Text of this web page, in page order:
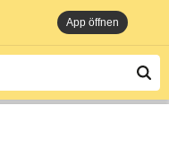
App öffnen